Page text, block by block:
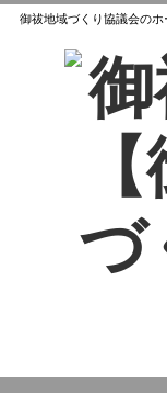
御祓地域づくり協議会のホ